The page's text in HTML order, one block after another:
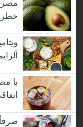
مصرف
خطر
با
صرفاً